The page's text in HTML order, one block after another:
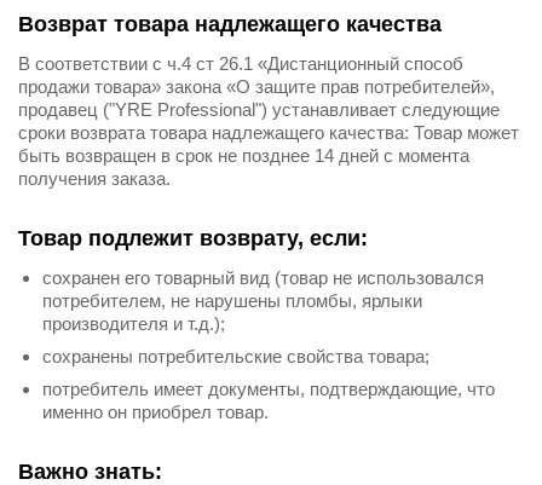
Возврат товара надлежащего качества
В соответствии с ч.4 ст 26.1 «Дистанционный способ
продажи товара» закона «О защите прав потребителей»,
продавец ("YRE Professional") устанавливает следующие
сроки возврата товара надлежащего качества: Товар может
быть возвращен в срок не позднее 14 дней с момента
получения заказа.
Товар подлежит возврату, если:
сохранен его товарный вид (товар не использовался
потребителем, не нарушены пломбы, ярлыки
производителя и т.д.);
сохранены потребительские свойства товара;
потребитель имеет документы, подтверждающие, что
именно он приобрел товар.
Важно знать: